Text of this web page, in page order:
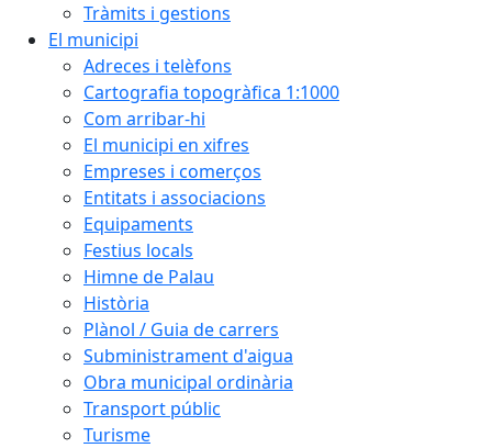
Tràmits i gestions
El municipi
Adreces i telèfons
Cartografia topogràfica 1:1000
Com arribar-hi
El municipi en xifres
Empreses i comerços
Entitats i associacions
Equipaments
Festius locals
Himne de Palau
Història
Plànol / Guia de carrers
Subministrament d'aigua
Obra municipal ordinària
Transport públic
Turisme